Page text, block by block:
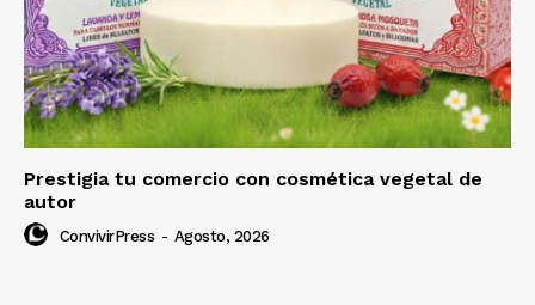
Prestigia tu comercio con cosmética vegetal de
autor
ConvivirPress - Agosto, 2026